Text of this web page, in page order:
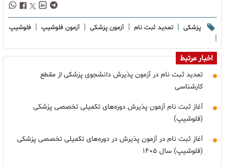
پزشکی | تمدید ثبت نام | آزمون پزشکی | آزمون فلوشیپ | فلوشیپ
|
اخبار مرتبط
تمدید ثبت نام در آزمون پذیرش دانشجوی پزشکی از مقطع
کارشناسی
آغاز ثبت نام آزمون پذیرش دوره‌های تکمیلی تخصصی پزشکی
(فلوشیپ)
آغاز ثبت نام در آزمون پذیرش در دوره‌های تکمیلی تخصصی پزشکی
(فلوشیپ) سال ۱۴۰۵